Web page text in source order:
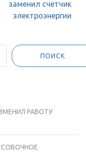
заменил счетчик
электроэнергии
ПОИСК
РАБОТУ